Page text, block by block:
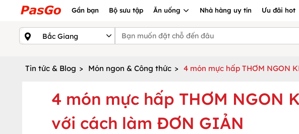
Gần bạn Bộ sưu tập Ăn uống Nhà hàng uy tín Ưu đãi hot
Tin tức & Blog > Món ngon & Công thức > 4 món mực hấp THƠM NGON
4 món mực hấp THƠM NGON
với cách làm ĐƠN GIẢN